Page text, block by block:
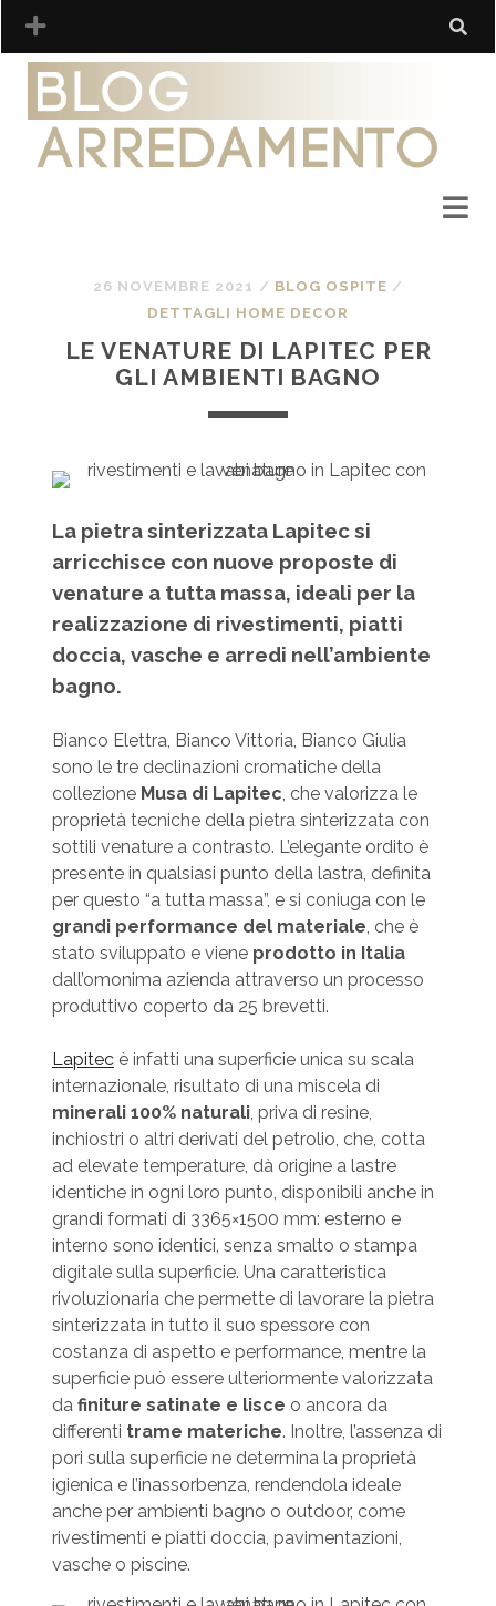
26 NOVEMBRE 2021 / BLOG OSPITE /
DETTAGLI HOME DECOR
LE VENATURE DI LAPITEC PER
GLI AMBIENTI BAGNO
La pietra sinterizzata Lapitec si
arricchisce con nuove proposte di
venature a tutta massa, ideali per la
realizzazione di rivestimenti, piatti
doccia, vasche e arredi nell’ambiente
bagno.
Bianco Elettra, Bianco Vittoria, Bianco Giulia
sono le tre declinazioni cromatiche della
collezione Musa di Lapitec, che valorizza le
proprietà tecniche della pietra sinterizzata con
sottili venature a contrasto. L’elegante ordito è
presente in qualsiasi punto della lastra, definita
per questo “a tutta massa”, e si coniuga con le
grandi performance del materiale, che è
stato sviluppato e viene prodotto in Italia
dall’omonima azienda attraverso un processo
produttivo coperto da 25 brevetti.
Lapitecè infatti una superficie unica su scala
internazionale, risultato di una miscela di
minerali 100% naturali, priva di resine,
inchiostri o altri derivati del petrolio, che, cotta
ad elevate temperature, dà origine a lastre
identiche in ogni loro punto, disponibili anche in
grandi formati di 3365×1500 mm: esterno e
interno sono identici, senza smalto o stampa
digitale sulla superficie. Una caratteristica
rivoluzionaria che permette di lavorare la pietra
sinterizzata in tutto il suo spessore con
costanza di aspetto e performance, mentre la
superficie può essere ulteriormente valorizzata
da finiture satinate e lisce o ancora da
differenti trame materiche. Inoltre, l’assenza di
pori sulla superficie ne determina la proprietà
igienica e l’inassorbenza, rendendola ideale
anche per ambienti bagno o outdoor, come
rivestimenti e piatti doccia, pavimentazioni,
vasche o piscine.